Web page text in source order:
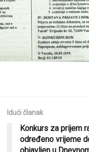
Idući članak
Konkurs za prijem
određeno vrijeme